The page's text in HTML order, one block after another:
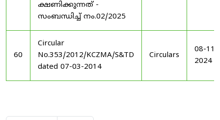
ക്ഷണിക്കുന്നത് -
സംബന്ധിച്ച് നം.02/2025
60
Circular
No.353/2012/KCZMA/S&TD
dated 07-03-2014
Circulars
08-11-
2024